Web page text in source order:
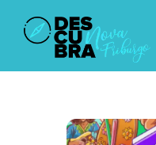
para